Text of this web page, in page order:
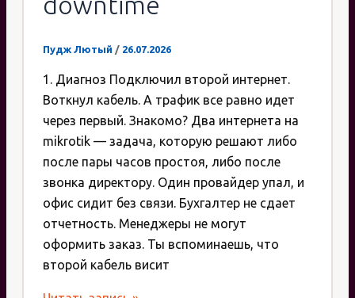
Пудж Лютый / 26.07.2026
1. Диагноз Подключил второй интернет.
Воткнул кабель. А трафик все равно идет
через первый. Знакомо? Два интернета на
mikrotik — задача, которую решают либо
после пары часов простоя, либо после
звонка директору. Один провайдер упал, и
офис сидит без связи. Бухгалтер не сдает
отчетность. Менеджеры не могут
оформить заказ. Ты вспоминаешь, что
второй кабель висит